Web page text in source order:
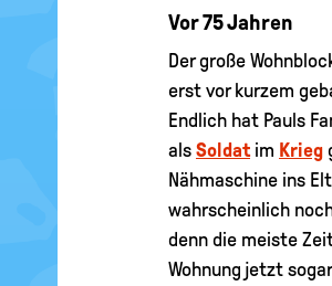
Vor 75 Jahren
Der große
erst vor kurzem
Endlich hat Pauls
als Soldatim Krieg
Nähmaschine ins
wahrscheinlich
denn die meiste
Wohnung jetzt